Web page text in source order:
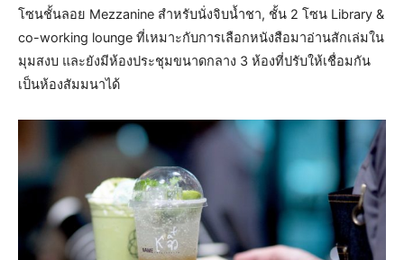
โซนชั้นลอย Mezzanine สำหรับนั่งจิบน้ำชา, ชั้น 2 โซน Library &
co-working lounge ที่เหมาะกับการเลือกหนังสือมาอ่านสักเล่มใน
มุมสงบ และยังมีห้องประชุมขนาดกลาง 3 ห้องที่ปรับให้เชื่อมกัน
เป็นห้องสัมมนาได้